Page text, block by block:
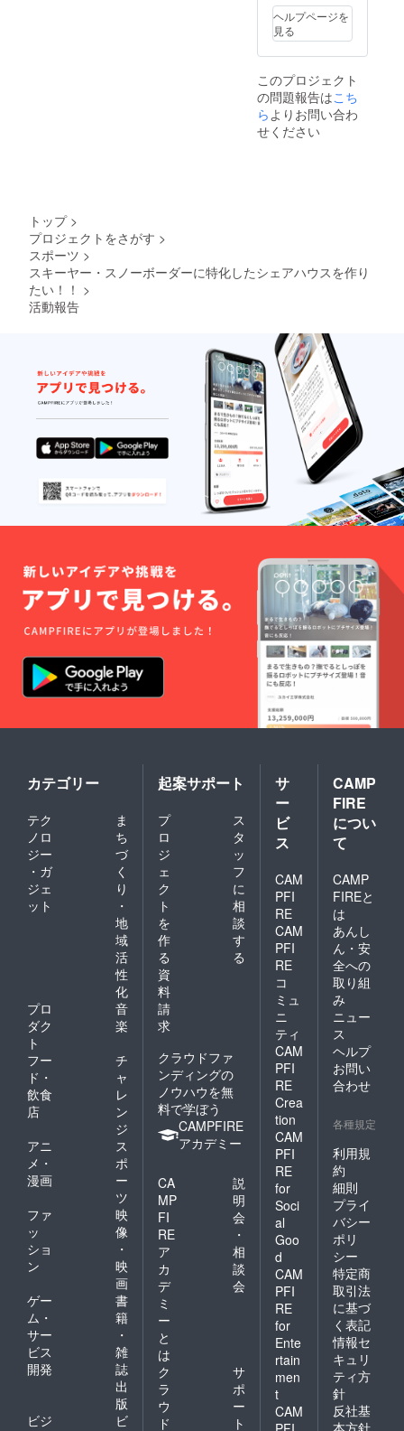
細につ
いては
DMにて
ご連絡
いま
せ。 ま
た内容
によっ
ては、
ます
が、事
いたし
ます。
※ 上記
に加え
て別
途、現
の交通
費・宿
泊等の
経費は
実費で
担をお
願いし
や必要
情報は
DMにて
ご連絡
くださ
い。
成年の
場合は
保護
者）か
を聞い
た上で
相談
し、決
めさせ
交通
費・宿
実費で
お支払
いいた
だきま
す。 ※
場所や
期間に
よって
追加で
費用請
求をす
る可能
性ござ
いま
支援者
様の費
用は各
自ご負
担をお
願いし
ます。
※ その
他詳細
情報は
DMにて
ご連絡
いま
せ。
ヘルプページを
見る
このプロジェクト
の問題報告はこち
ら よりお問い合わ
せください
トップ >
プロジェクトをさがす >
スポーツ >
スキーヤー・スノーボーダーに特化したシェアハウスを作り
たい！！ >
活動報告
カテゴリー
テク
ノロ
ジー
・ガ
ジェ
ット
ま
ち
づ
く
り
・
地
域
活
性
化
プロ
ダク
ト
音
楽
フー
ド・
飲食
店
チ
ャ
レ
ン
ジ
アニ
メ・
漫画
ス
ポ
ー
ツ
ファ
ッ
ショ
ン
映
像
・
映
画
ゲー
ム・
サー
ビス
開発
書
籍
・
雑
誌
出
版
ビジ
ビ
起案サポート
プ
ロ
ジ
ェ
ク
ト
を
作
る
ス
タ
ッ
フ
に
相
談
す
る
資
料
請
求
クラウドファ
ンディングの
ノウハウを無
料で学ぼう
CAMPFIRE
アカデミー
CA
MP
FI
RE
ア
カ
デ
ミ
ー
と
は
説
明
会
・
相
談
会
ク
ラ
ウ
ド
サ
ポ
ー
ト
サ
ー
ビ
ス
CAM
PFI
RE
CAM
PFI
RE
コ
ミュ
ニ
ティ
CAM
PFI
RE
Crea
tion
CAM
PFI
RE
for
Soci
al
Goo
d
CAM
PFI
RE
for
Ente
rtain
men
t
CAM
CAMP
FIRE
につい
て
CAMP
FIREと
は
あんし
ん・安
全への
取り組
み
ニュー
ス
ヘルプ
お問い
合わせ
各種規定
利用規
約
細則
プライ
バシー
ポリ
シー
特定商
取引法
に基づ
く表記
情報セ
キュリ
ティ方
針
反社基